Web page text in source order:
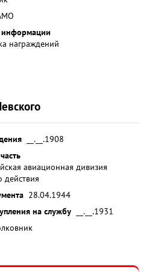
информации
награждений
__.__.1908
авиационная дивизия
действия
28.04.1944
на службу
__.__.1931